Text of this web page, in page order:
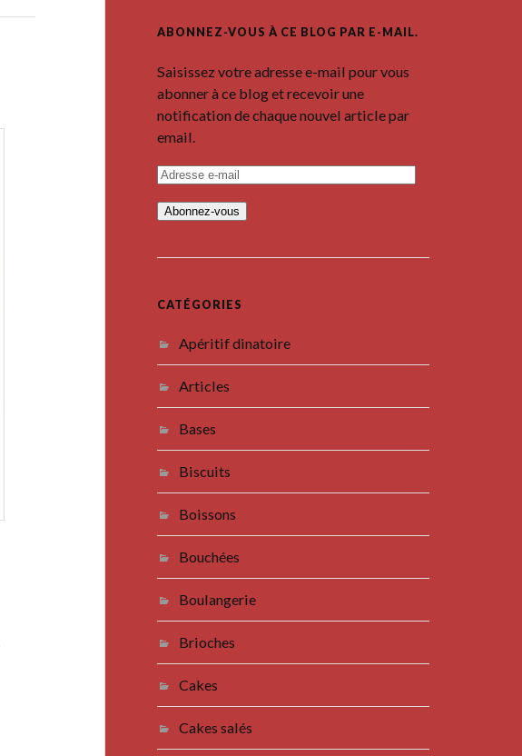
ABONNEZ-VOUS À CE BLOG PAR E-MAIL.
Saisissez votre adresse e-mail pour vous
abonner à ce blog et recevoir une
notification de chaque nouvel article par
email.
A
d
r
e
e
m
a
l
CATÉGORIES
Apéritif dinatoire
Articles
Bases
Biscuits
Boissons
Bouchées
Boulangerie
Brioches
Cakes
Cakes salés